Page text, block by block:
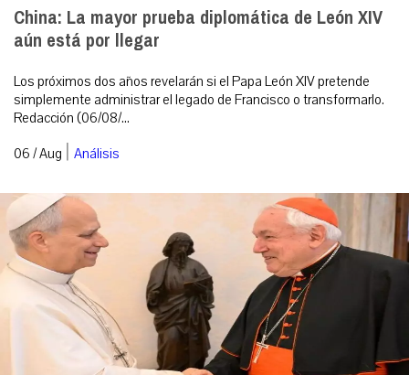
China: La mayor prueba diplomática de León XIV
aún está por llegar
Los próximos dos años revelarán si el Papa León XIV pretende
simplemente administrar el legado de Francisco o transformarlo.
Redacción (06/08/...
06 / Aug | Análisis